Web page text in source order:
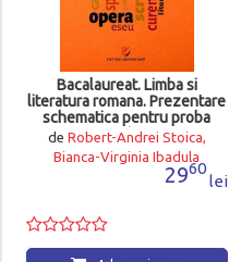
Bacalaureat. Limba si
literatura romana. Prezentare
schematica pentru proba
scrisa
de Robert-Andrei Stoica,
Bianca-Virginia Ibadula
2960
lei